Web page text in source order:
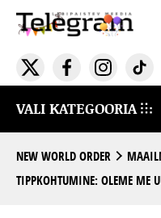
VALI KATEGOORIA
NEW WORLD ORDER
TIPPKOHTUMINE: OLEME ME